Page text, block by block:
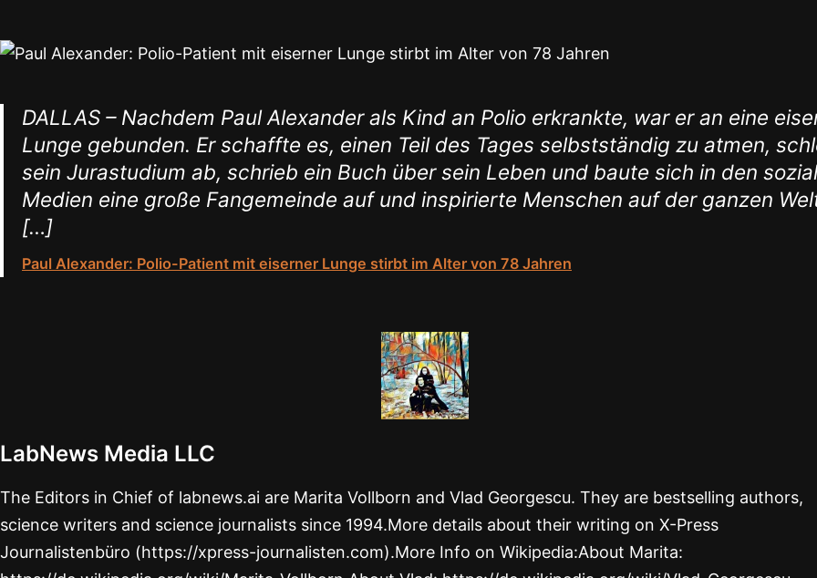
DALLAS – Nachdem Paul Alexander als Kind an Polio erkrankte, war er an eine
Lunge gebunden. Er schaffte es, einen Teil des Tages selbstständig zu atmen,
sein Jurastudium ab, schrieb ein Buch über sein Leben und baute sich in den
Medien eine große Fangemeinde auf und inspirierte Menschen auf der ganzen
[…]
Paul Alexander: Polio-Patient mit eiserner Lunge stirbt im Alter von 78 Jahren
LabNews Media LLC
The Editors in Chief of labnews.ai are Marita Vollborn and Vlad Georgescu. They are bestselling authors,
science writers and science journalists since 1994.More details about their writing on X-Press
Journalistenbüro (https://xpress-journalisten.com).More Info on Wikipedia:About Marita: